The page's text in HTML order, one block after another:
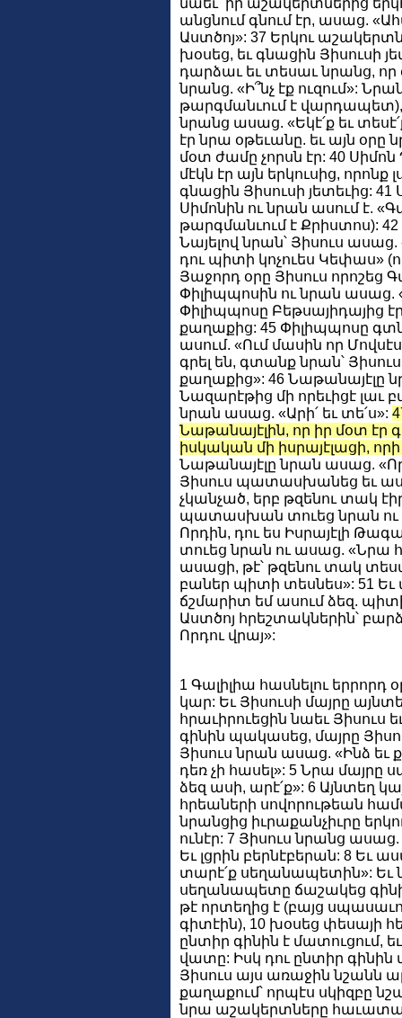
նաեւ՝ իր աշակերտներից
անցնում գնում էր, ասաց.
Աստծոյ»: 37 Երկու
խօսեց, եւ գնացին Յիսուսի
դարձաւ եւ տեսաւ նրանց, որ
նրանց. «Ի՞նչ էք ուզում»:
թարգմանւում է վարդապետ),
նրանց ասաց. «Եկէ՛ք եւ
էր նրա օթեւանը. եւ այն օրը
մօտ ժամը չորսն էր: 40
մէկն էր այն երկուսից,
գնացին Յիսուսի յետեւից:
Սիմոնին ու նրան ասում է.
թարգմանւում է Քրիստոս):
Նայելով նրան՝ Յիսուս
դու պիտի կոչուես Կեփաս»
Յաջորդ օրը Յիսուս որոշեց
Փիլիպպոսին ու նրան ասաց.
Փիլիպպոսը Բեթսայիդայից
քաղաքից: 45 Փիլիպպոսը
ասում. «Ում մասին որ
գրել են, գտանք նրան՝
քաղաքից»: 46 Նաթանայէլը
Նազարէթից մի որեւիցէ լաւ
նրան ասաց. «Արի՛ եւ տե՛ս»:
Նաթանայէլին, որ իր մօտ էր
իսկական մի իսրայէլացի, որի
Նաթանայէլը նրան ասաց.
Յիսուս պատասխանեց եւ
չկանչած, երբ թզենու տակ
պատասխան տուեց նրան ու
Որդին, դու ես Իսրայէլի
տուեց նրան ու ասաց. «Նրա
ասացի, թէ՝ թզենու տակ
բաներ պիտի տեսնես»: 51
ճշմարիտ եմ ասում ձեզ.
Աստծոյ հրեշտակներին՝
Որդու վրայ»:
1 Գալիլիա հասնելու
կար: Եւ Յիսուսի մայրը
հրաւիրուեցին նաեւ Յիսուս
գինին պակասեց, մայրը
Յիսուս նրան ասաց. «Ինձ եւ
դեռ չի հասել»: 5 Նրա մայրը
ձեզ ասի, արէ՛ք»: 6 Այնտեղ
հրեաների սովորութեան
նրանցից իւրաքանչիւրը
ունէր: 7 Յիսուս նրանց ասաց.
Եւ լցրին բերնէբերան: 8 Եւ
տարէ՛ք սեղանապետին»: Եւ
սեղանապետը ճաշակեց գինի
թէ որտեղից է (բայց
գիտէին), 10 խօսեց փեսայի
ընտիր գինին է մատուցում,
վատը: Իսկ դու ընտիր գինին
Յիսուս այս առաջին նշանն
քաղաքում՝ որպէս սկիզբը
նրա աշակերտները